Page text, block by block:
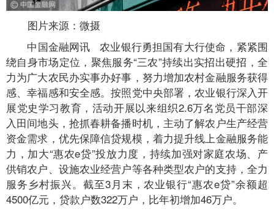
图片来源：微摄
中国金融网讯 农业银行勇担国有大行使命，紧紧围
绕自身市场定位，聚焦服务“三农”持续出实招出硬招，全
力为广大农民办实事办好事，努力增加农村金融服务获得
感、幸福感和安全感。按照党中央部署，农业银行深入开
展党史学习教育，活动开展以来组织2.6万名党员干部深
入田间地头，抢抓春耕备播时机，主动了解农户生产经营
资金需求，优先保障信贷规模，着力提升线上金融服务能
力，加大“惠农e贷”投放力度，持续加强对家庭农场、产
供销农户、设施农业经营户等各种类型农户的支持，全力
服务乡村振兴。截至3月末，农业银行“惠农e贷”余额超
4500亿元，贷款户数322万户，比年初增加46万户。